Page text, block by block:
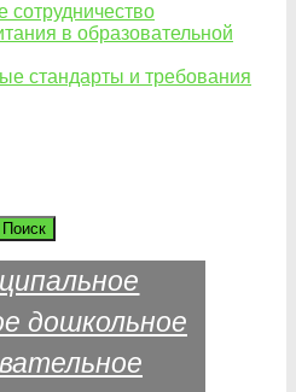
в образовательной
стандарты и требования